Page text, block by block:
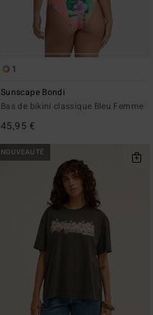
1
Sunscape Bondi
Bas de bikini classique Bleu Femme
45,95 €
NOUVEAUTÉ